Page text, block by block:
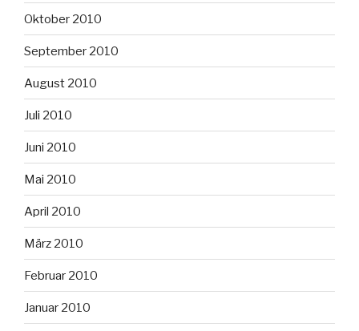
Oktober 2010
September 2010
August 2010
Juli 2010
Juni 2010
Mai 2010
April 2010
März 2010
Februar 2010
Januar 2010